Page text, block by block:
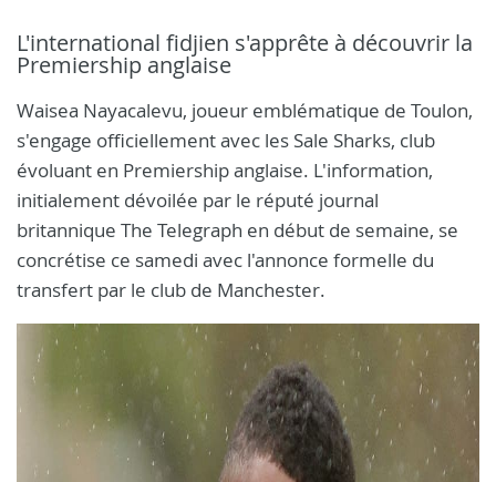
L'international fidjien s'apprête à découvrir la
Premiership anglaise
Waisea Nayacalevu, joueur emblématique de Toulon,
s'engage officiellement avec les Sale Sharks, club
évoluant en Premiership anglaise. L'information,
initialement dévoilée par le réputé journal
britannique The Telegraph en début de semaine, se
concrétise ce samedi avec l'annonce formelle du
transfert par le club de Manchester.